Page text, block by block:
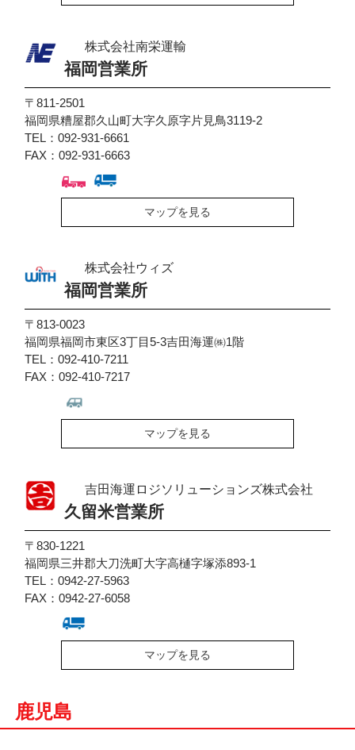
株式会社南栄運輸
福岡営業所
〒811-2501
福岡県糟屋郡久山町大字久原字片見鳥3119-2
TEL：092-931-6661
FAX：092-931-6663
マップを見る
株式会社ウィズ
福岡営業所
〒813-0023
福岡県福岡市東区3丁目5-3吉田海運㈱1階
TEL：092-410-7211
FAX：092-410-7217
マップを見る
吉田海運ロジソリューションズ株式会社
久留米営業所
〒830-1221
福岡県三井郡大刀洗町大字高樋字塚添893-1
TEL：0942-27-5963
FAX：0942-27-6058
マップを見る
鹿児島